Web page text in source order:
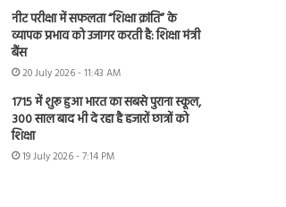
नीट परीक्षा में सफलता “शिक्षा क्रांति” के
व्यापक प्रभाव को उजागर करती है: शिक्षा मंत्री
बैंस
20 July 2026 - 11:43 AM
1715 में शुरू हुआ भारत का सबसे पुराना स्कूल,
300 साल बाद भी दे रहा है हजारों छात्रों को
शिक्षा
19 July 2026 - 7:14 PM